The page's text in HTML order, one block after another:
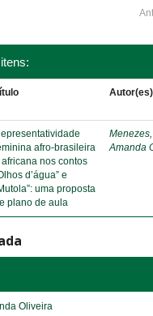
Autor(es)
afro-brasileira
africana nos contos
d’água” e
uma proposta
plano de aula
Menezes,
Amanda
Oliveira